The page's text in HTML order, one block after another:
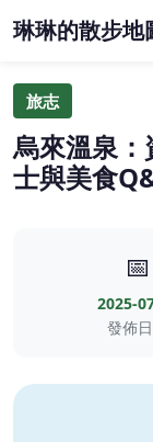
琳琳的散步地
旅志
烏來溫泉
士與美食
📅
2025-
發佈